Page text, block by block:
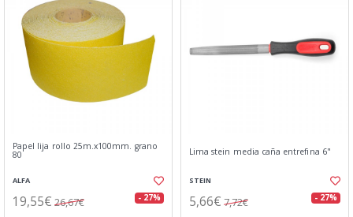
Papel lija rollo 25m.x100mm. grano
80
ALFA
19,55€ 26,67€ - 27%
Lima stein media caña entrefina 6"
STEIN
5,66€ 7,72€ - 27%